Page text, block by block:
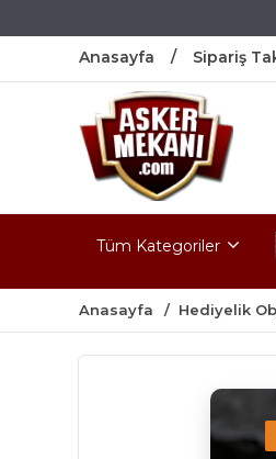
Anasayfa Sipariş
Tüm Kategoriler
Anasayfa Hediyelik